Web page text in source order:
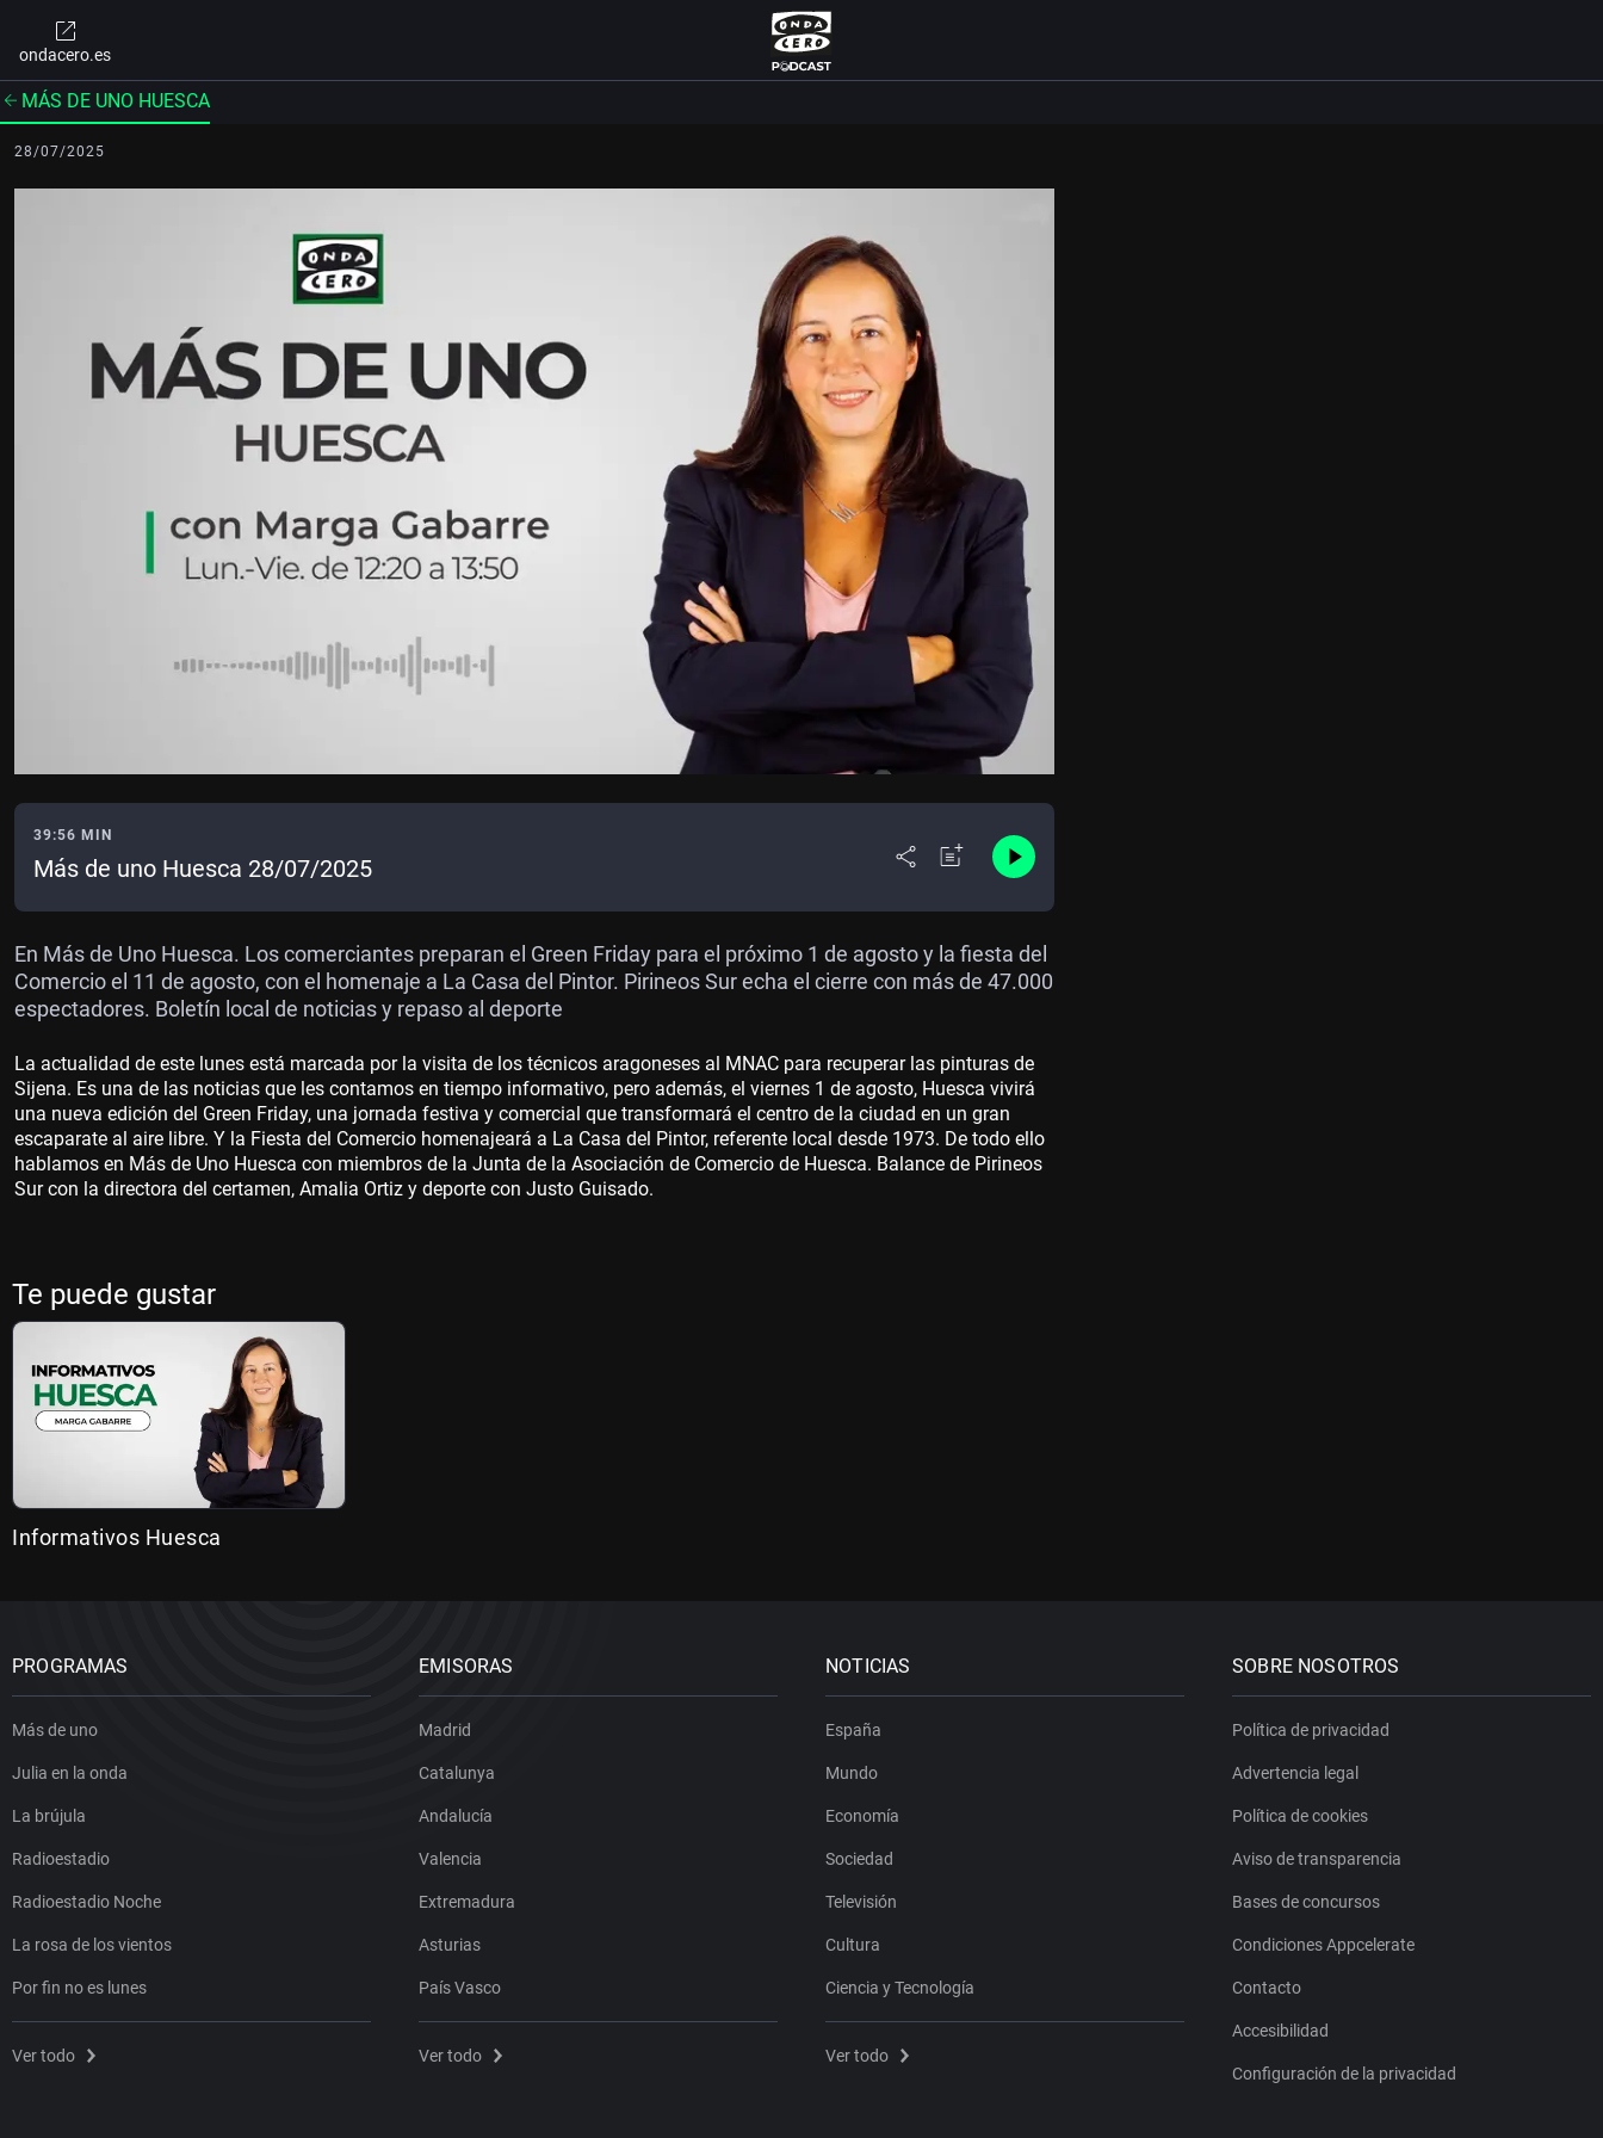
ondacero.es
MÁS DE UNO HUESCA
28/07/2025
39:56 MIN
Más de uno Huesca 28/07/2025
En Más de Uno Huesca. Los comerciantes preparan el Green Friday para el próximo 1 de agosto y la fiesta del
Comercio el 11 de agosto, con el homenaje a La Casa del Pintor. Pirineos Sur echa el cierre con más de 47.000
espectadores. Boletín local de noticias y repaso al deporte
La actualidad de este lunes está marcada por la visita de los técnicos aragoneses al MNAC para recuperar las pinturas de
Sijena. Es una de las noticias que les contamos en tiempo informativo, pero además, el viernes 1 de agosto, Huesca vivirá
una nueva edición del Green Friday, una jornada festiva y comercial que transformará el centro de la ciudad en un gran
escaparate al aire libre. Y la Fiesta del Comercio homenajeará a La Casa del Pintor, referente local desde 1973. De todo ello
hablamos en Más de Uno Huesca con miembros de la Junta de la Asociación de Comercio de Huesca. Balance de Pirineos
Sur con la directora del certamen, Amalia Ortiz y deporte con Justo Guisado.
Te puede gustar
Informativos Huesca
PROGRAMAS
Más de uno
Julia en la onda
La brújula
Radioestadio
Radioestadio Noche
La rosa de los vientos
Por fin no es lunes
Ver todo
EMISORAS
Madrid
Catalunya
Andalucía
Valencia
Extremadura
Asturias
País Vasco
Ver todo
NOTICIAS
España
Mundo
Economía
Sociedad
Televisión
Cultura
Ciencia y Tecnología
Ver todo
SOBRE NOSOTROS
Política de privacidad
Advertencia legal
Política de cookies
Aviso de transparencia
Bases de concursos
Condiciones Appcelerate
Contacto
Accesibilidad
Configuración de la privacidad